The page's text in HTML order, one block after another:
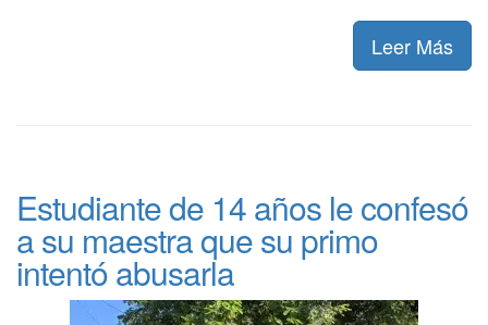
Leer Más
Estudiante de 14 años le confesó
a su maestra que su primo
intentó abusarla